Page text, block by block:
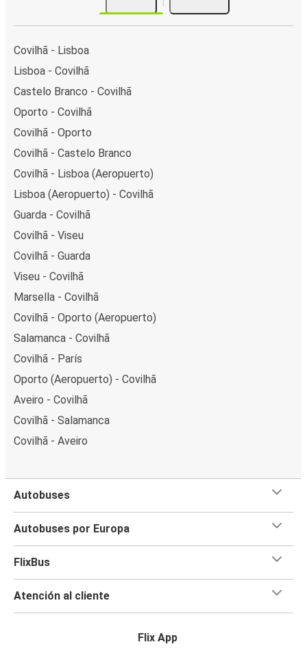
Covilhã - Lisboa
Lisboa - Covilhã
Castelo Branco - Covilhã
Oporto - Covilhã
Covilhã - Oporto
Covilhã - Castelo Branco
Covilhã - Lisboa (Aeropuerto)
Lisboa (Aeropuerto) - Covilhã
Guarda - Covilhã
Covilhã - Viseu
Covilhã - Guarda
Viseu - Covilhã
Marsella - Covilhã
Covilhã - Oporto (Aeropuerto)
Salamanca - Covilhã
Covilhã - París
Oporto (Aeropuerto) - Covilhã
Aveiro - Covilhã
Covilhã - Salamanca
Covilhã - Aveiro
Autobuses
Autobuses por Europa
FlixBus
Atención al cliente
Flix App